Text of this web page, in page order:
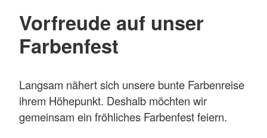
Vorfreude auf unser
Farbenfest
Langsam nähert sich unsere bunte Farbenreise
ihrem Höhepunkt. Deshalb möchten wir
gemeinsam ein fröhliches Farbenfest feiern.